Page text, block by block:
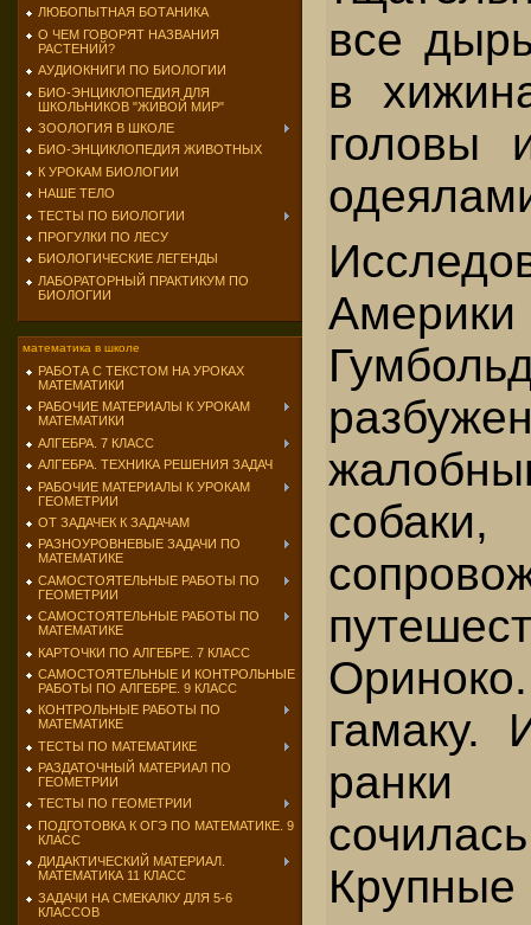
ЛЮБОПЫТНАЯ БОТАНИКА
О ЧЕМ ГОВОРЯТ НАЗВАНИЯ
РАСТЕНИЙ?
АУДИОКНИГИ ПО БИОЛОГИИ
БИО-ЭНЦИКЛОПЕДИЯ ДЛЯ
ШКОЛЬНИКОВ "ЖИВОЙ МИР"
ЗООЛОГИЯ В ШКОЛЕ
БИО-ЭНЦИКЛОПЕДИЯ ЖИВОТНЫХ
К УРОКАМ БИОЛОГИИ
НАШЕ ТЕЛО
ТЕСТЫ ПО БИОЛОГИИ
ПРОГУЛКИ ПО ЛЕСУ
БИОЛОГИЧЕСКИЕ ЛЕГЕНДЫ
ЛАБОРАТОРНЫЙ ПРАКТИКУМ ПО
БИОЛОГИИ
математика в школе
РАБОТА С ТЕКСТОМ НА УРОКАХ
МАТЕМАТИКИ
РАБОЧИЕ МАТЕРИАЛЫ К УРОКАМ
МАТЕМАТИКИ
АЛГЕБРА. 7 КЛАСС
АЛГЕБРА. ТЕХНИКА РЕШЕНИЯ ЗАДАЧ
РАБОЧИЕ МАТЕРИАЛЫ К УРОКАМ
ГЕОМЕТРИИ
ОТ ЗАДАЧЕК К ЗАДАЧАМ
РАЗНОУРОВНЕВЫЕ ЗАДАЧИ ПО
МАТЕМАТИКЕ
САМОСТОЯТЕЛЬНЫЕ РАБОТЫ ПО
ГЕОМЕТРИИ
САМОСТОЯТЕЛЬНЫЕ РАБОТЫ ПО
МАТЕМАТИКЕ
КАРТОЧКИ ПО АЛГЕБРЕ. 7 КЛАСС
САМОСТОЯТЕЛЬНЫЕ И КОНТРОЛЬНЫЕ
РАБОТЫ ПО АЛГЕБРЕ. 9 КЛАСС
КОНТРОЛЬНЫЕ РАБОТЫ ПО
МАТЕМАТИКЕ
ТЕСТЫ ПО МАТЕМАТИКЕ
РАЗДАТОЧНЫЙ МАТЕРИАЛ ПО
ГЕОМЕТРИИ
ТЕСТЫ ПО ГЕОМЕТРИИ
ПОДГОТОВКА К ОГЭ ПО МАТЕМАТИКЕ. 9
КЛАСС
ДИДАКТИЧЕСКИЙ МАТЕРИАЛ.
МАТЕМАТИКА 11 КЛАСС
ЗАДАЧИ НА СМЕКАЛКУ ДЛЯ 5-6
КЛАССОВ
все
в
головы
гамаку.